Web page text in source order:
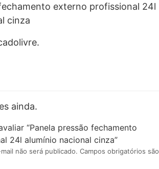
externo profissional 24l
cinza
ainda.
“Panela pressão fechamento
24l alumínio nacional cinza”
não será publicado. Campos obrigatórios são